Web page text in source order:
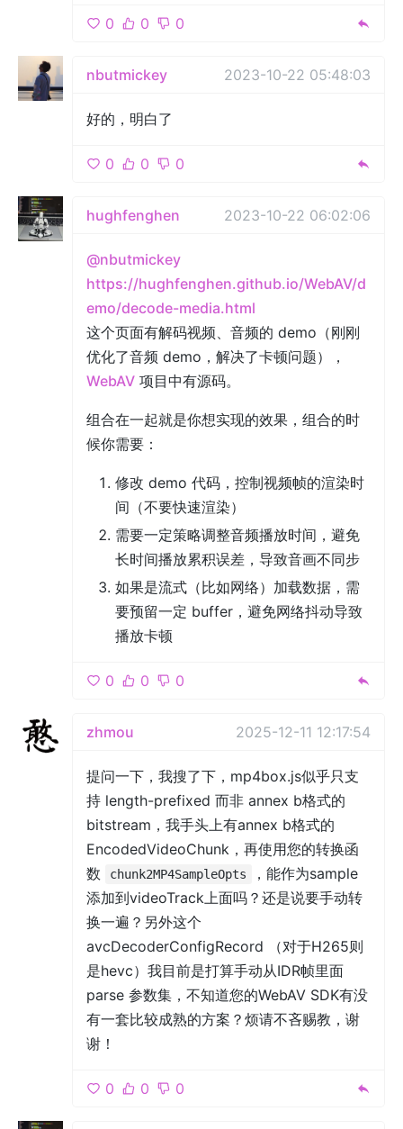
0 0 0
nbutmickey 2023-10-22 05:48:03
好的，明白了
0 0 0
hughfenghen 2023-10-22 06:02:06
@nbutmickey
https://hughfenghen.github.io/WebAV/d
emo/decode-media.html
这个页面有解码视频、音频的 demo（刚刚
优化了音频 demo，解决了卡顿问题），
WebAV 项目中有源码。
组合在一起就是你想实现的效果，组合的时
候你需要：
修改 demo 代码，控制视频帧的渲染时
间（不要快速渲染）
需要一定策略调整音频播放时间，避免
长时间播放累积误差，导致音画不同步
如果是流式（比如网络）加载数据，需
要预留一定 buffer，避免网络抖动导致
播放卡顿
0 0 0
zhmou 2025-12-11 12:17:54
提问一下，我搜了下，mp4box.js似乎只支
持 length-prefixed 而非 annex b格式的
bitstream，我手头上有annex b格式的
EncodedVideoChunk，再使用您的转换函
数
chunk2MP4SampleOpts
，能作为sample
添加到videoTrack上面吗？还是说要手动转
换一遍？另外这个
avcDecoderConfigRecord （对于H265则
是hevc）我目前是打算手动从IDR帧里面
parse 参数集，不知道您的WebAV SDK有没
有一套比较成熟的方案？烦请不吝赐教，谢
谢！
0 0 0